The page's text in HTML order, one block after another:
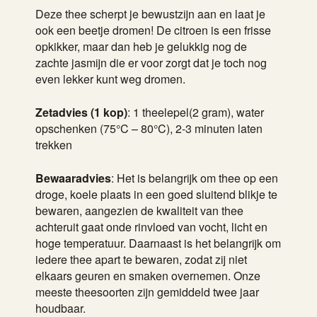
Deze thee scherpt je bewustzijn aan en laat je
ook een beetje dromen! De citroen is een frisse
opkikker, maar dan heb je gelukkig nog de
zachte jasmijn die er voor zorgt dat je toch nog
even lekker kunt weg dromen.
Zetadvies (1 kop): 1 theelepel(2 gram), water
opschenken (75°C – 80°C), 2-3 minuten laten
trekken
Bewaaradvies: Het is belangrijk om thee op een
droge, koele plaats in een goed sluitend blikje te
bewaren, aangezien de kwaliteit van thee
achteruit gaat onde rinvloed van vocht, licht en
hoge temperatuur. Daarnaast is het belangrijk om
iedere thee apart te bewaren, zodat zij niet
elkaars geuren en smaken overnemen. Onze
meeste theesoorten zijn gemiddeld twee jaar
houdbaar.